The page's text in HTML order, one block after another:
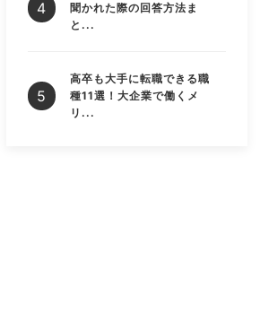
聞かれた際の回答方法ま
と...
高卒も大手に転職できる職
種11選！大企業で働くメ
リ...